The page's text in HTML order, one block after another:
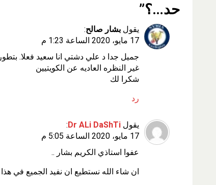
حد…؟”
يقول بشار صالح:
17 مايو، 2020 الساعة 1:23 م
جميل جدا د علي دشتي انا سعيد فعلا.
غير النظره العاديه عن الكويتيين
شكرا لك
رد
يقول Dr ALi DaShTi
:
17 مايو، 2020 الساعة 5:05 م
عفوا استاذي الكريم بشار ..
ان شاء الله نستطيع ان نفيد الجميع في هذا